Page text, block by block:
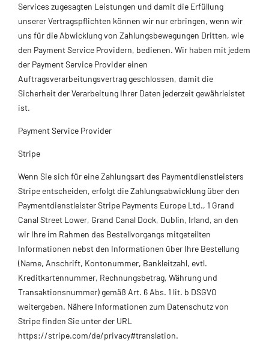
Services zugesagten Leistungen und damit die Erfüllung
unserer Vertragspflichten können wir nur erbringen, wenn wir
uns für die Abwicklung von Zahlungsbewegungen Dritten, wie
den Payment Service Providern, bedienen. Wir haben mit jedem
der Payment Service Provider einen
Auftragsverarbeitungsvertrag geschlossen, damit die
Sicherheit der Verarbeitung Ihrer Daten jederzeit gewährleistet
ist.
Payment Service Provider
Stripe
Wenn Sie sich für eine Zahlungsart des Paymentdienstleisters
Stripe entscheiden, erfolgt die Zahlungsabwicklung über den
Paymentdienstleister Stripe Payments Europe Ltd., 1 Grand
Canal Street Lower, Grand Canal Dock, Dublin, Irland, an den
wir Ihre im Rahmen des Bestellvorgangs mitgeteilten
Informationen nebst den Informationen über Ihre Bestellung
(Name, Anschrift, Kontonummer, Bankleitzahl, evtl.
Kreditkartennummer, Rechnungsbetrag, Währung und
Transaktionsnummer) gemäß Art. 6 Abs. 1 lit. b DSGVO
weitergeben. Nähere Informationen zum Datenschutz von
Stripe finden Sie unter der URL
https://stripe.com/de/privacy#translation.